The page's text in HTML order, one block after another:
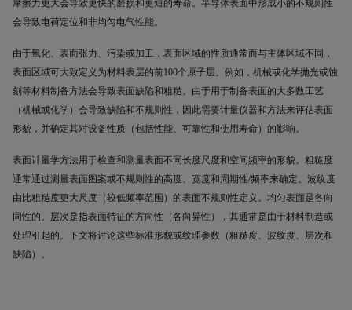
摩擦力更大会导致更快的磨损和更短的寿命。半导体表面中形成小的不规则性
会导致电荷定位和非均匀电气性能。
由于氧化、表面张力、污染或加工，表面区域的性质通常而与主体区域不同，
表面区域可大致定义为材料表层的前100个原子层。例如，机械或化学抛光或蚀
刻等材料制备方法会导致表面缺陷和粗糙。由于用于制备表面的大多数工艺
（机械或化学）会导致缺陷和不规则性，因此需要计量仪器和方法来评估表面
形貌，并确定其对设备性质（包括性能、可靠性和使用寿命）的影响。
表面计量学方法用于检查和测量表面不同长度尺度和空间频率的形貌。粗糙度
通常通过测量表面图案或不规则性的高度、宽度和周期性/频率来确定。波纹度
由比粗糙度更大尺度（较低频率范围）的表面不规则性定义。均匀表面是各向
同性的。层次是指表面特征的方向性（各向异性），其通常是由于材料制造或
处理引起的。下文将讨论这些标准形貌或纹理参数（粗糙度、波纹度、层次和
缺陷）。